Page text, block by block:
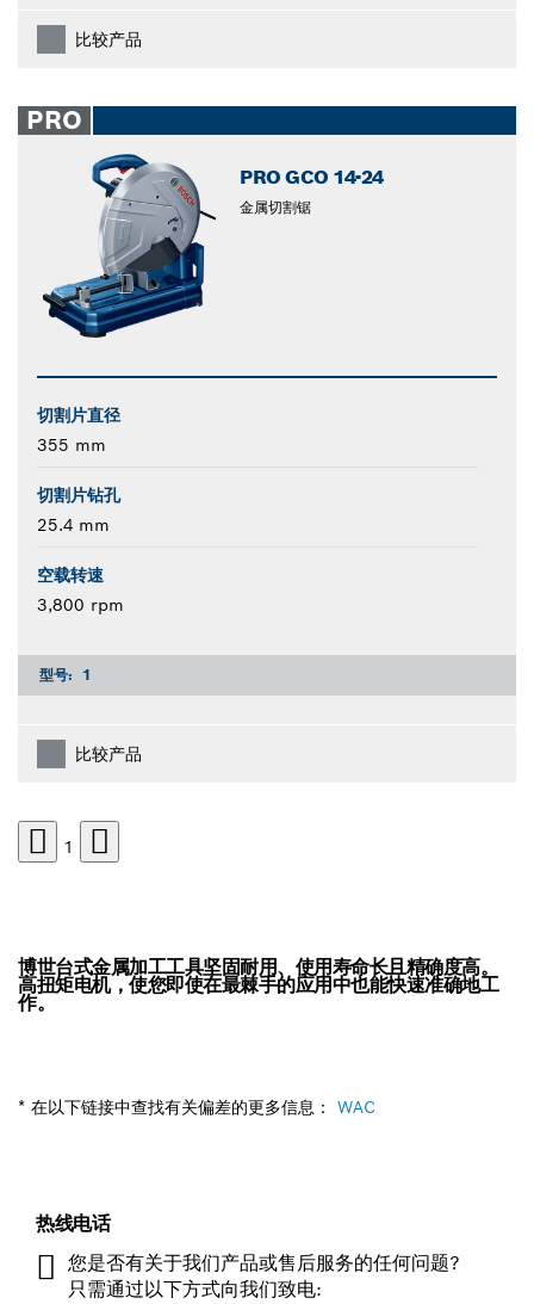
比较产品
PRO
PRO GCO 14-24
金属切割锯
切割片直径
355 mm
切割片钻孔
25.4 mm
空载转速
3,800 rpm
型号: 1
比较产品
1
博世台式金属加工工具坚固耐用、使用寿命长且精确度高。
高扭矩电机，使您即使在最棘手的应用中也能快速准确地工
作。
* 在以下链接中查找有关偏差的更多信息： WAC
热线电话
您是否有关于我们产品或售后服务的任何问题?
只需通过以下方式向我们致电: